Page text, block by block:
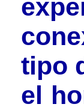
tipo
el